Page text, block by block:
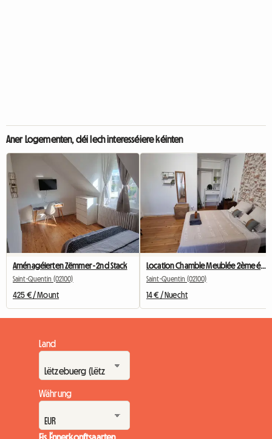
Aner Logementen, déi Iech interesséiere kéinten
Aménagéierten Zëmmer - 2nd Stack
Saint-Quentin (02100)
425 € / Mount
Location Chamble Meublée 2ème étage cour
Saint-Quentin (02100)
14 € / Nuecht
Land
Währung
Eis Ënnerkonftsaarten